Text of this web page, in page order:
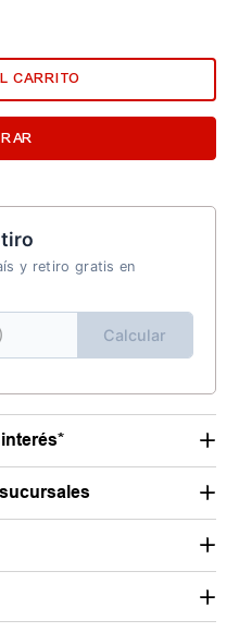
CARRITO
y retiro gratis en
Calcular